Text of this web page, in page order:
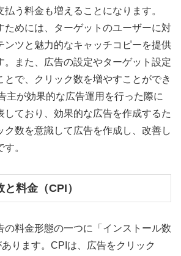
払う料金も増えることになります。
ためには、ターゲットのユーザーに対
ンツと魅力的なキャッチコピーを提供
。また、広告の設定やターゲット設定
とで、クリック数を増やすことができ
主が効果的な広告運用を行った際に
しており、効果的な広告を作成するた
ク数を意識して広告を作成し、改善し
。
料金（CPI）
の料金形態の一つに「インストール数
ります。CPIは、広告をクリック